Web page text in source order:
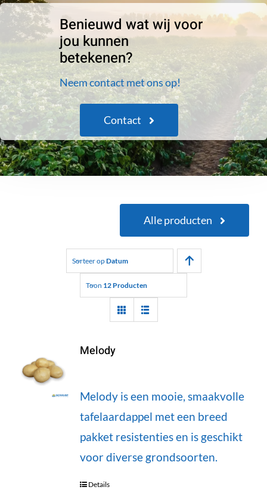
Benieuwd wat wij voor
jou kunnen
betekenen?
Neem contact met ons op!
Contact
Alle producten
Sorteer opDatum
Toon 12 Producten
Melody
Melody is een mooie, smaakvolle
tafelaardappel met een breed
pakket resistenties en is geschikt
voor diverse grondsoorten.
Details